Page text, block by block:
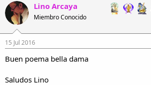
Lino Arcaya
Miembro Conocido
15 Jul 2016
Buen poema bella dama
Saludos Lino